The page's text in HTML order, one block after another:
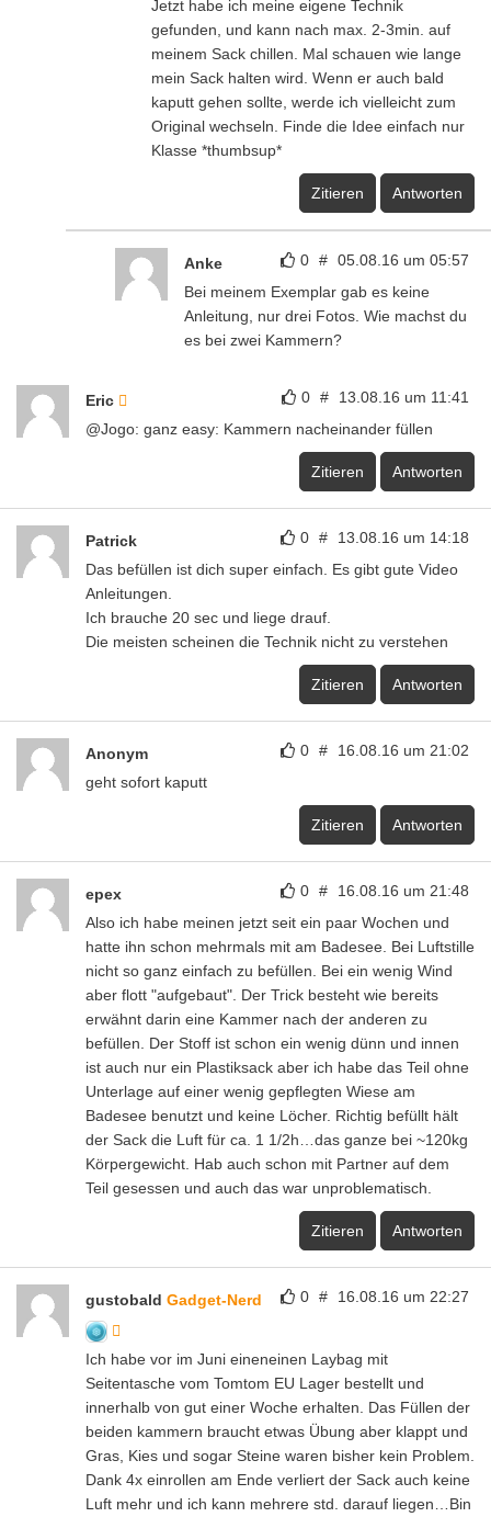
Jetzt habe ich meine eigene Technik
gefunden, und kann nach max. 2-3min. auf
meinem Sack chillen. Mal schauen wie lange
mein Sack halten wird. Wenn er auch bald
kaputt gehen sollte, werde ich vielleicht zum
Original wechseln. Finde die Idee einfach nur
Klasse *thumbsup*
Zitieren Antworten
0 # 05.08.16 um 05:57
Anke
Bei meinem Exemplar gab es keine
Anleitung, nur drei Fotos. Wie machst du
es bei zwei Kammern?
0 # 13.08.16 um 11:41
Eric
@Jogo: ganz easy: Kammern nacheinander füllen
Zitieren Antworten
0 # 13.08.16 um 14:18
Patrick
Das befüllen ist dich super einfach. Es gibt gute Video
Anleitungen.
Ich brauche 20 sec und liege drauf.
Die meisten scheinen die Technik nicht zu verstehen
Zitieren Antworten
0 # 16.08.16 um 21:02
Anonym
geht sofort kaputt
Zitieren Antworten
0 # 16.08.16 um 21:48
epex
Also ich habe meinen jetzt seit ein paar Wochen und
hatte ihn schon mehrmals mit am Badesee. Bei Luftstille
nicht so ganz einfach zu befüllen. Bei ein wenig Wind
aber flott "aufgebaut". Der Trick besteht wie bereits
erwähnt darin eine Kammer nach der anderen zu
befüllen. Der Stoff ist schon ein wenig dünn und innen
ist auch nur ein Plastiksack aber ich habe das Teil ohne
Unterlage auf einer wenig gepflegten Wiese am
Badesee benutzt und keine Löcher. Richtig befüllt hält
der Sack die Luft für ca. 1 1/2h…das ganze bei ~120kg
Körpergewicht. Hab auch schon mit Partner auf dem
Teil gesessen und auch das war unproblematisch.
Zitieren Antworten
0 # 16.08.16 um 22:27
gustobald Gadget-Nerd
Ich habe vor im Juni eineneinen Laybag mit
Seitentasche vom Tomtom EU Lager bestellt und
innerhalb von gut einer Woche erhalten. Das Füllen der
beiden kammern braucht etwas Übung aber klappt und
Gras, Kies und sogar Steine waren bisher kein Problem.
Dank 4x einrollen am Ende verliert der Sack auch keine
Luft mehr und ich kann mehrere std. darauf liegen…Bin